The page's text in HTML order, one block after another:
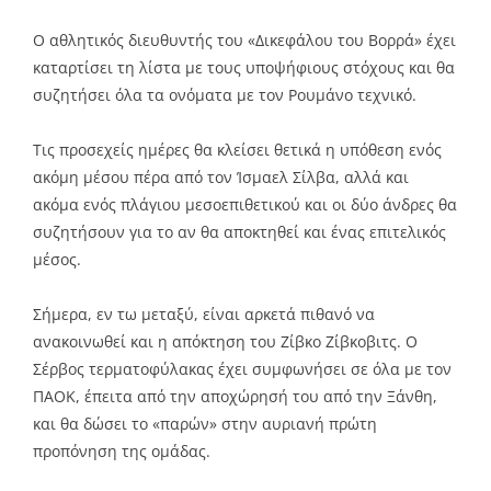
Ο αθλητικός διευθυντής του «Δικεφάλου του Βορρά» έχει
καταρτίσει τη λίστα με τους υποψήφιους στόχους και θα
συζητήσει όλα τα ονόματα με τον Ρουμάνο τεχνικό.
Tις προσεχείς ημέρες θα κλείσει θετικά η υπόθεση ενός
ακόμη μέσου πέρα από τον Ίσμαελ Σίλβα, αλλά και
ακόμα ενός πλάγιου μεσοεπιθετικού και οι δύο άνδρες θα
συζητήσουν για το αν θα αποκτηθεί και ένας επιτελικός
μέσος.
Σήμερα, εν τω μεταξύ, είναι αρκετά πιθανό να
ανακοινωθεί και η απόκτηση του Ζίβκο Ζίβκοβιτς. Ο
Σέρβος τερματοφύλακας έχει συμφωνήσει σε όλα με τον
ΠΑΟΚ, έπειτα από την αποχώρησή του από την Ξάνθη,
και θα δώσει το «παρών» στην αυριανή πρώτη
προπόνηση της ομάδας.